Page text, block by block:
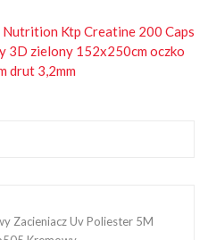
Nutrition Ktp Creatine 200 Caps
3D zielony 152x250cm oczko
drut 3,2mm
Zacieniacz Uv Poliester 5M